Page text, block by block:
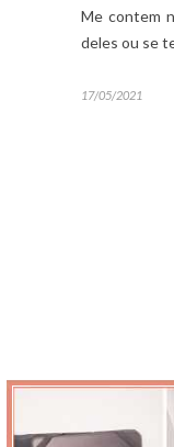
Me contem
deles ou se
17/05/2021